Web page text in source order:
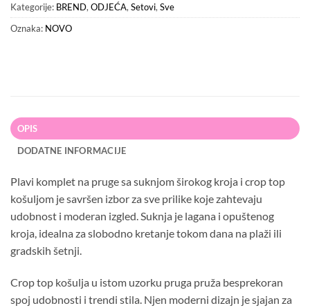
Kategorije: BREND,ODJEĆA,Setovi,Sve
Oznaka: NOVO
OPIS
DODATNE INFORMACIJE
Plavi komplet na pruge sa suknjom širokog kroja i crop top
košuljom je savršen izbor za sve prilike koje zahtevaju
udobnost i moderan izgled. Suknja je lagana i opuštenog
kroja, idealna za slobodno kretanje tokom dana na plaži ili
gradskih šetnji.
Crop top košulja u istom uzorku pruga pruža besprekoran
spoj udobnosti i trendi stila. Njen moderni dizajn je sjajan za